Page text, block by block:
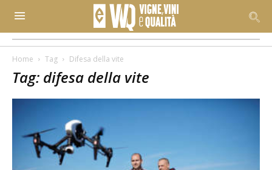
Home Tag Difesa della vite
Tag: difesa della vite